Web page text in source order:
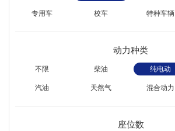
专用车 校车 特种车辆
动力种类
不限 柴油 纯电动
汽油 天然气 混合动力
座位数